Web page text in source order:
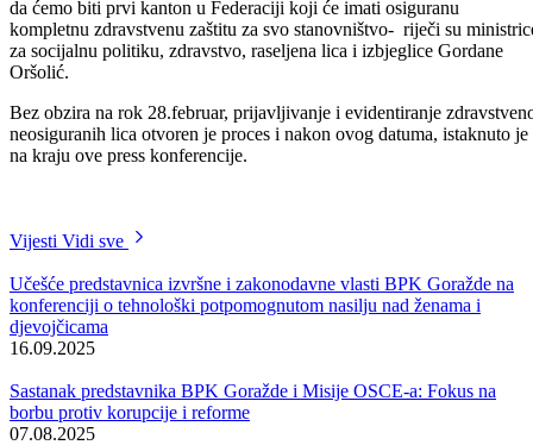
da ćemo biti prvi kanton u Federaciji koji će imati osiguranu
kompletnu zdravstvenu zaštitu za svo stanovništvo- riječi su
za socijalnu politiku, zdravstvo, raseljena lica i izbjeglice Gordane
Oršolić.
Bez obzira na rok 28.februar, prijavljivanje i evidentiranje
neosiguranih lica otvoren je proces i nakon ovog datuma, istaknuto je
na kraju ove press konferencije.
Vijesti Vidi sve
Učešće predstavnica izvršne i zakonodavne vlasti BPK Goražde na
konferenciji o tehnološki potpomognutom nasilju nad ženama i
djevojčicama
16.09.2025
Sastanak predstavnika BPK Goražde i Misije OSCE-a: Fokus na
borbu protiv korupcije i reforme
07.08.2025